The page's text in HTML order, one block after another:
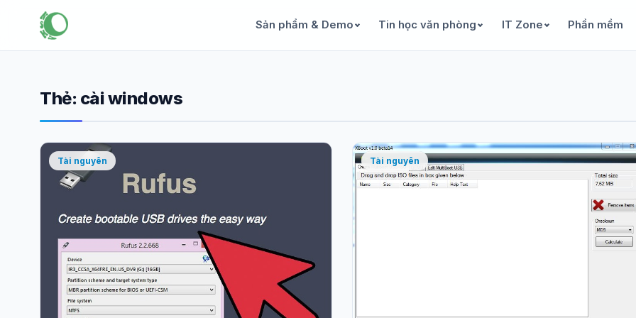
Sản phẩm & Demo Tin học văn phòng IT Zone Phần mềm
Thẻ: cài windows
Tài nguyên Tài nguyên